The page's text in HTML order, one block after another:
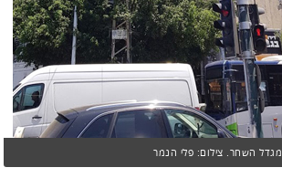
מגדל השחר. צילום: פלי הנמר